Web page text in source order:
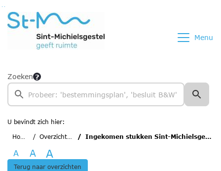
Ga naar de inhoud van deze pagina
Ga naar het zoeken
Ga naar het menu
Menu
Zoeken
U bevindt zich hier:
Home
Overzichten Ingekomen stukken Sint-Michielsgestel
A A A
Terug naar overzichten